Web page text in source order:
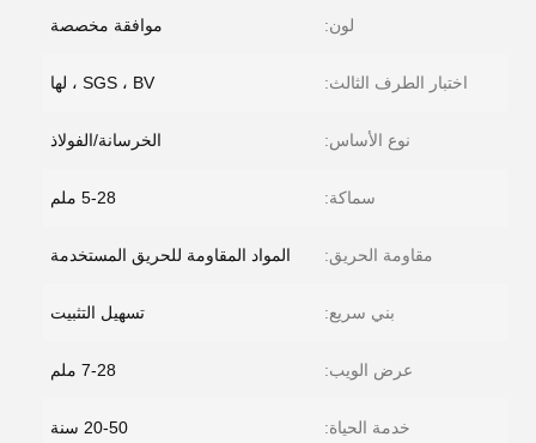
لون: موافقة مخصصة
اختبار الطرف الثالث: SGS ، BV ، لها
نوع الأساس: الخرسانة/الفولاذ
سماكة: 5-28 ملم
مقاومة الحريق: المواد المقاومة للحريق المستخدمة
بني سريع: تسهيل التثبيت
عرض الويب: 7-28 ملم
خدمة الحياة: 20-50 سنة